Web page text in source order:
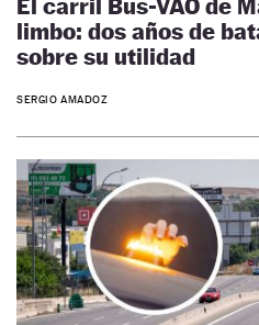
El carril Bus-VAO de
limbo: dos años de
sobre su utilidad
SERGIO AMADOZ